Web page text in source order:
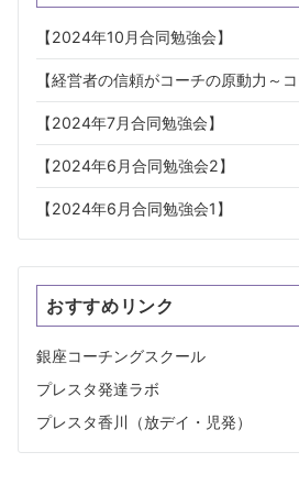
【2024年10月合同勉強会】
【経営者の信頼がコーチの原動力～
【2024年7月合同勉強会】
【2024年6月合同勉強会2】
【2024年6月合同勉強会1】
おすすめリンク
銀座コーチングスクール
プレスタ発達ラボ
プレスタ香川（放デイ・児発）